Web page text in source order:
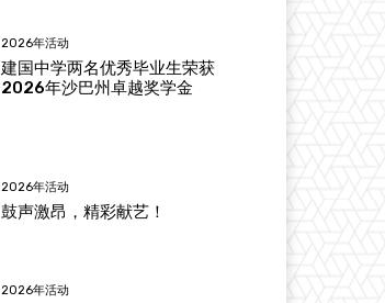
2026年活动
建国中学两名优秀毕业生荣获
2026年沙巴州卓越奖学金
2026年活动
鼓声激昂，精彩献艺！
2026年活动